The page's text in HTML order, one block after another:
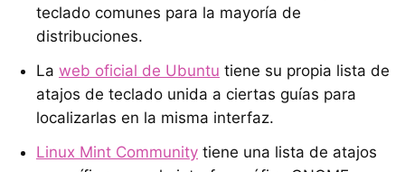
teclado comunes para la mayoría de
distribuciones.
La web oficial de Ubuntu tiene su propia lista de
atajos de teclado unida a ciertas guías para
localizarlas en la misma interfaz.
Linux Mint Community tiene una lista de atajos